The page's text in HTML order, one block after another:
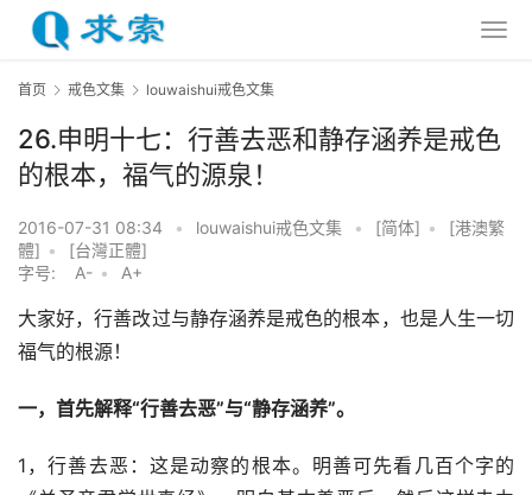
首页 戒色文集 louwaishui戒色文集
26.申明十七：行善去恶和静存涵养是戒色
的根本，福气的源泉！
2016-07-31 08:34 • louwaishui戒色文集 • [简体] •
[港澳繁
體] •
[台灣正體]
字号:
A- • A+
大家好，行善改过与静存涵养是戒色的根本，也是人生一切
福气的根源！
一，首先解释“行善去恶”与“静存涵养”。
1，行善去恶：这是动察的根本。明善可先看几百个字的